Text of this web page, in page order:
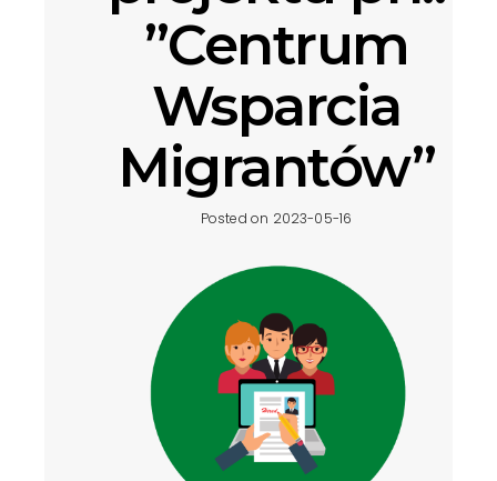
”Centrum
Wsparcia
Migrantów”
Posted on 2023-05-16